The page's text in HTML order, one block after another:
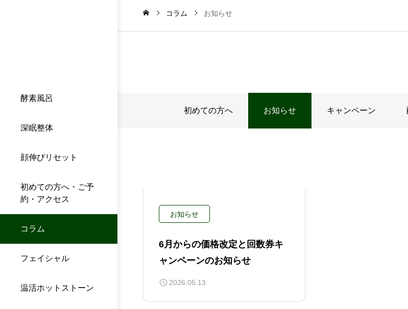
酵素風呂
深眠整体
顔伸びリセット
初めての方へ・ご予
約・アクセス
コラム
フェイシャル
温活ホットストーン
コラム お知らせ
初めての方へ お知らせ キャンペーン
お知らせ
6月からの価格改定と回数券キ
ャンペーンのお知らせ
2026.05.13